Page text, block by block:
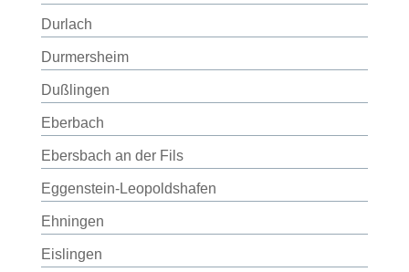
Durlach
Durmersheim
Dußlingen
Eberbach
Ebersbach an der Fils
Eggenstein-Leopoldshafen
Ehningen
Eislingen